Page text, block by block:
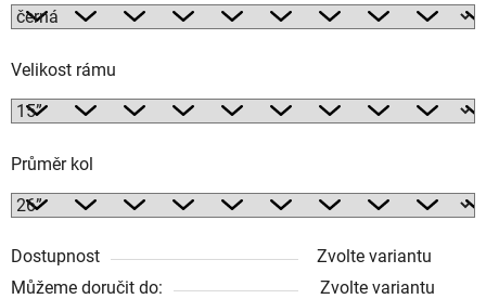
Velikost rámu
Průměr kol
Dostupnost
Zvolte variantu
Můžeme doručit do:
Zvolte variantu